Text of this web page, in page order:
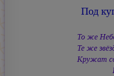
Под
То же
Те же
Кружат